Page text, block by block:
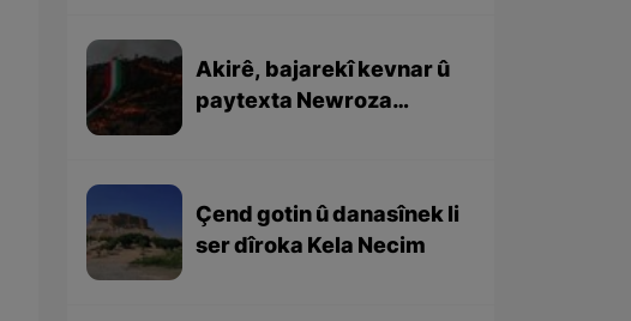
Akirê, bajarekî kevnar û
paytexta Newroza
Çend gotin û danasînek li
ser dîroka Kela Necim